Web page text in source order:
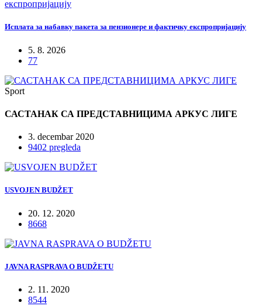
Исплата за набавку пакета за пензионере и фактичку експропријацију
5. 8. 2026
77
Sport
САСТАНАК СА ПРЕДСТАВНИЦИМА АРКУС ЛИГЕ
3. decembar 2020
9402 pregleda
USVOJEN BUDŽET
20. 12. 2020
8668
JAVNA RASPRAVA O BUDŽETU
2. 11. 2020
8544